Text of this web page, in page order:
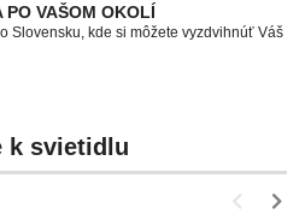
PO VAŠOM OKOLÍ
Slovensku, kde si môžete vyzdvihnúť Váš
k svietidlu